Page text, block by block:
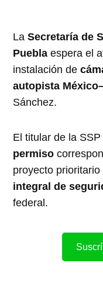
LaSecretaría de
Puebla espera el
instalación de
autopista
Sánchez.
El titular de la
permiso
proyecto
integral de
federal.